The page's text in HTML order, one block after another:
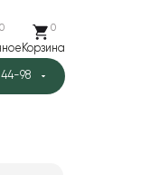
0 0
Корзина
44-98